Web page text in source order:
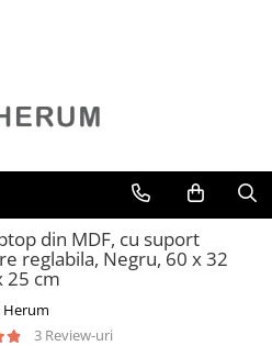
din MDF, cu suport
reglabila, Negru, 60 x 32
25 cm
Herum
3 Review-uri